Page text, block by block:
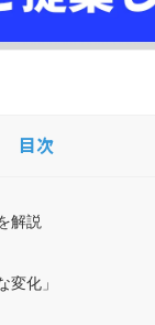
目次
解説
変化」